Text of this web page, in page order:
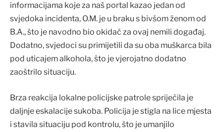
informacijama koje za naš portal kazao jedan od
svjedoka incidenta, O.M. je u braku s bivšom ženom od
B.A., što je navodno bio okidač za ovaj nemili događaj.
Dodatno, svjedoci su primijetili da su oba muškarca bila
pod uticajem alkohola, što je vjerojatno dodatno
zaoštrilo situaciju.
Brza reakcija lokalne policijske patrole spriječila je
daljnje eskalacije sukoba. Policija je stigla na lice mjesta
i stavila situaciju pod kontrolu, što je umanjilo